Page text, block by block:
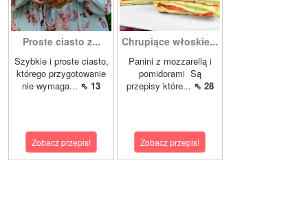
Proste ciasto z...
Szybkie i proste ciasto,
którego przygotowanie
nie wymaga... ⇖ 13
Zobacz przepis!
Chrupiące włoskie...
Panini z mozzarellą i
pomidorami Są
przepisy które... ⇖ 28
Zobacz przepis!